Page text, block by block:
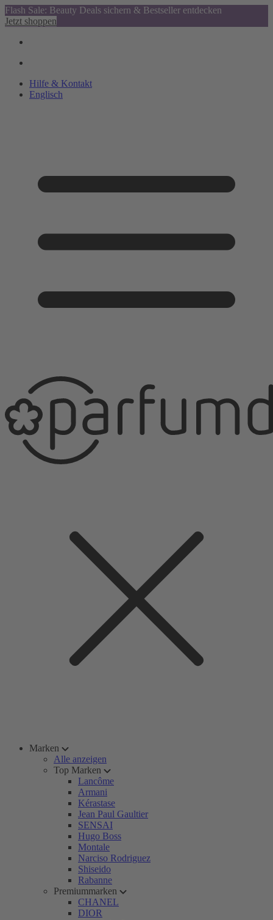
Flash Sale: Beauty Deals sichern & Bestseller entdecken
Jetzt shoppen
Hilfe & Kontakt
Englisch
Marken
Alle anzeigen
Top Marken
Lancôme
Armani
Kérastase
Jean Paul Gaultier
SENSAI
Hugo Boss
Montale
Narciso Rodriguez
Shiseido
Rabanne
Premiummarken
CHANEL
DIOR